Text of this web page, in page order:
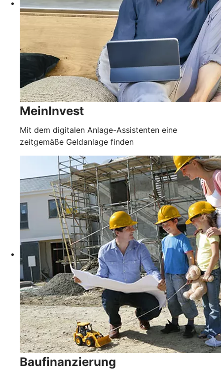
MeinInvest
Mit dem digitalen Anlage-Assistenten eine
zeitgemäße Geldanlage finden
Baufinanzierung